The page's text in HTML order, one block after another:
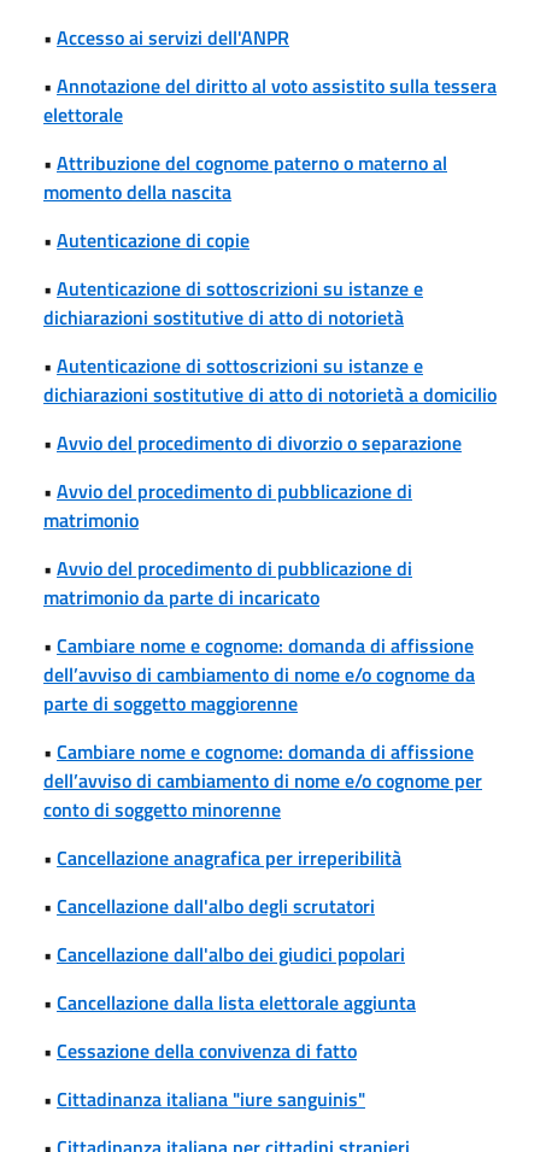
• Accesso ai servizi dell'ANPR
• Annotazione del diritto al voto assistito sulla tessera
elettorale
• Attribuzione del cognome paterno o materno al
momento della nascita
• Autenticazione di copie
• Autenticazione di sottoscrizioni su istanze e
dichiarazioni sostitutive di atto di notorietà
• Autenticazione di sottoscrizioni su istanze e
dichiarazioni sostitutive di atto di notorietà a domicilio
• Avvio del procedimento di divorzio o separazione
• Avvio del procedimento di pubblicazione di
matrimonio
• Avvio del procedimento di pubblicazione di
matrimonio da parte di incaricato
• Cambiare nome e cognome: domanda di affissione
dell’avviso di cambiamento di nome e/o cognome da
parte di soggetto maggiorenne
• Cambiare nome e cognome: domanda di affissione
dell’avviso di cambiamento di nome e/o cognome per
conto di soggetto minorenne
• Cancellazione anagrafica per irreperibilità
• Cancellazione dall'albo degli scrutatori
• Cancellazione dall'albo dei giudici popolari
• Cancellazione dalla lista elettorale aggiunta
• Cessazione della convivenza di fatto
• Cittadinanza italiana "iure sanguinis"